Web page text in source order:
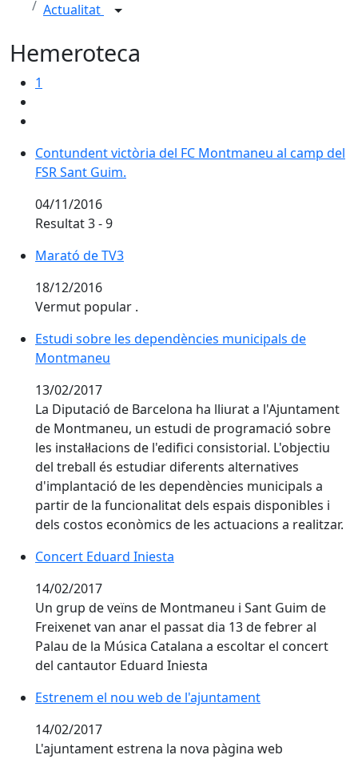
Actualitat
Hemeroteca
1
Contundent victòria del FC Montmaneu al camp del
Contundent victòria del FC Montmaneu al camp del
FSR Sant Guim.
04/11/2016
Resultat 3 - 9
Marató de TV3
18/12/2016
Vermut popular .
Estudi sobre les dependències municipals de
Estudi sobre les dependències municipals de
Montmaneu
13/02/2017
La Diputació de Barcelona ha lliurat a l'Ajuntament
de Montmaneu, un estudi de programació sobre
les instal·lacions de l'edifici consistorial. L'objectiu
del treball és estudiar diferents alternatives
d'implantació de les dependències municipals a
partir de la funcionalitat dels espais disponibles i
dels costos econòmics de les actuacions a realitzar.
Concert Eduard Iniesta
Concert Eduard Iniesta
14/02/2017
Un grup de veïns de Montmaneu i Sant Guim de
Freixenet van anar el passat dia 13 de febrer al
Palau de la Música Catalana a escoltar el concert
del cantautor Eduard Iniesta
Estrenem el nou web de l'ajuntament
Estrenem el nou web de l'ajuntament
14/02/2017
L'ajuntament estrena la nova pàgina web